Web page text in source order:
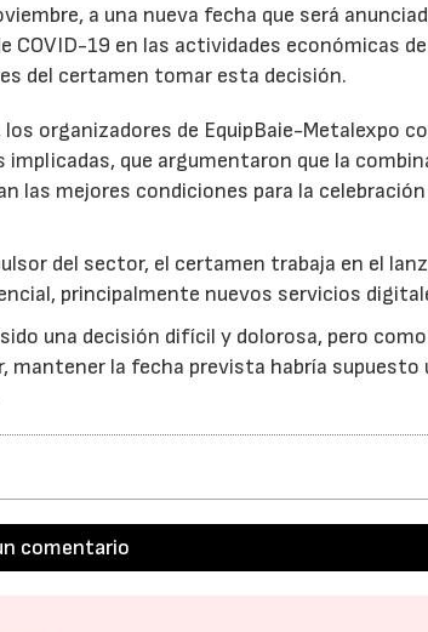
a una nueva fecha que será
COVID-19 en las actividades económicas
del certamen tomar esta decisión.
organizadores de EquipBaie-Metalexpo
que argumentaron que la
las mejores condiciones para la celebración
del sector, el certamen trabaja en el
principalmente nuevos servicios
una decisión difícil y dolorosa, pero
la fecha prevista habría supuesto
comentario